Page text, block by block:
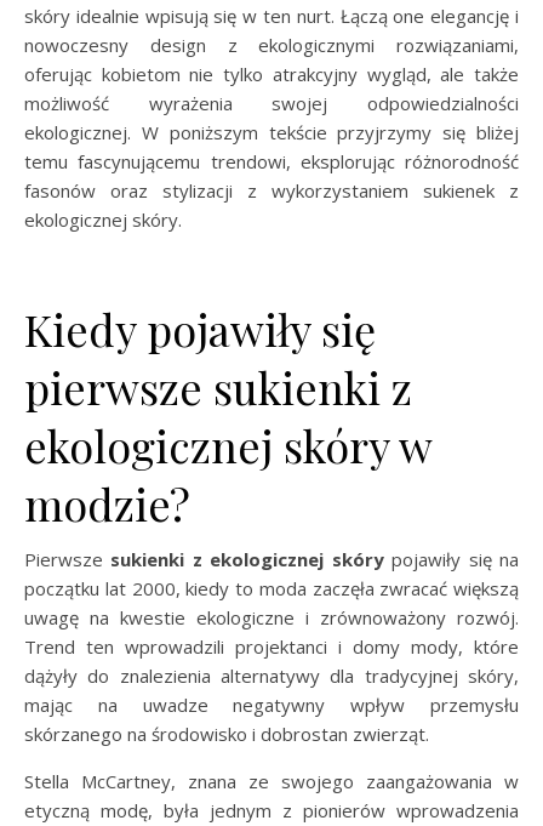
skóry idealnie wpisują się w ten nurt. Łączą one elegancję i
nowoczesny design z ekologicznymi rozwiązaniami,
oferując kobietom nie tylko atrakcyjny wygląd, ale także
możliwość wyrażenia swojej odpowiedzialności
ekologicznej. W poniższym tekście przyjrzymy się bliżej
temu fascynującemu trendowi, eksplorując różnorodność
fasonów oraz stylizacji z wykorzystaniem sukienek z
ekologicznej skóry.
Kiedy pojawiły się
pierwsze sukienki z
ekologicznej skóry w
modzie?
Pierwsze sukienki z ekologicznej skórypojawiły się na
początku lat 2000, kiedy to moda zaczęła zwracać większą
uwagę na kwestie ekologiczne i zrównoważony rozwój.
Trend ten wprowadzili projektanci i domy mody, które
dążyły do znalezienia alternatywy dla tradycyjnej skóry,
mając na uwadze negatywny wpływ przemysłu
skórzanego na środowisko i dobrostan zwierząt.
Stella McCartney, znana ze swojego zaangażowania w
etyczną modę, była jednym z pionierów wprowadzenia